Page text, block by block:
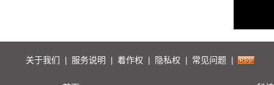
关于我们 服务说明 着作权 隐私权 常见问题